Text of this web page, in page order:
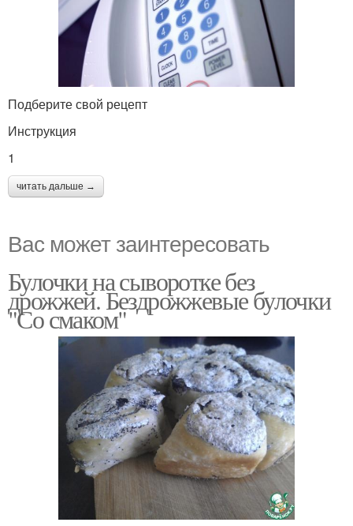
Подберите свой рецепт
Инструкция
1
читать дальше →
Вас может заинтересовать
Булочки на сыворотке без
дрожжей. Бездрожжевые булочки
"Со смаком"